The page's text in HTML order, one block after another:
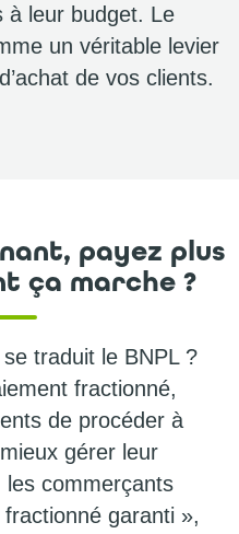
à leur budget. Le
un véritable levier
de vos clients.
payez plus
ça marche ?
traduit le BNPL ?
fractionné,
de procéder à
gérer leur
les commerçants
garanti »,